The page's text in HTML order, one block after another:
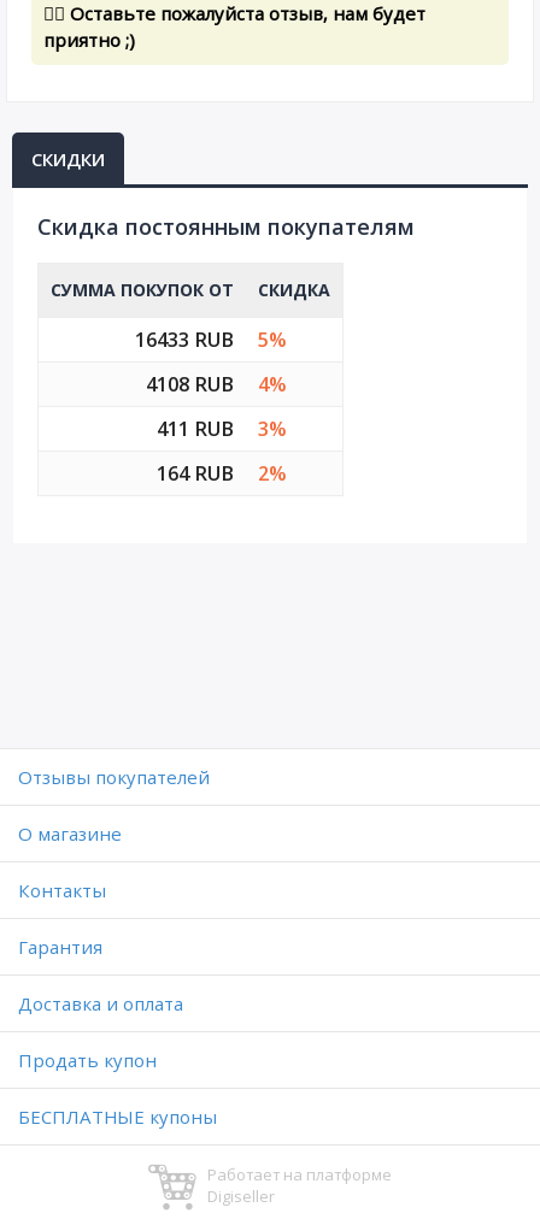
✍🏻 Оставьте пожалуйста отзыв, нам будет
приятно ;)
СКИДКИ
Cкидка постоянным покупателям
СУММА ПОКУПОК ОТ СКИДКА
16433 RUB
5%
4108 RUB
4%
411 RUB
3%
164 RUB
2%
Отзывы покупателей
O магазине
Контакты
Гарантия
Доставка и оплата
Продать купон
БЕСПЛАТНЫЕ купоны
Работает на платформе
Digiseller